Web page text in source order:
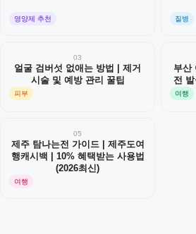
영양제 추천 질병
03
얼굴 검버섯 없애는 방법 | 제거
시술 및 예방 관리 꿀팁
피부
부산
전
여행
05
제주 탐나는전 가이드 | 제주도여
행캐시백 | 10% 혜택받는 사용법
(2026최신)
여행